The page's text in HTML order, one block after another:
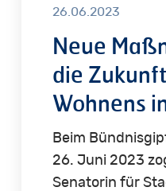
26.06.2023
Neue
die
Wohnens
Beim
26. Juni 2023
Senatorin für